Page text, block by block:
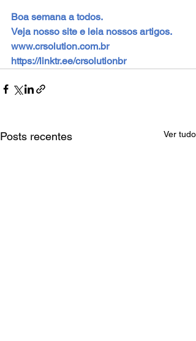
Boa semana a todos.
Veja nosso site e leia nossos artigos.
www.crsolution.com.br
https://linktr.ee/crsolutionbr
Posts recentes Ver tudo